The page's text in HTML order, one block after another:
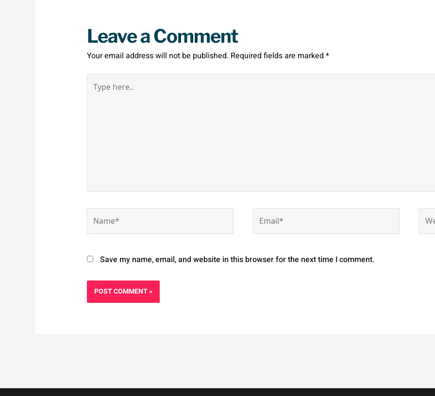
Leave a Comment
Your email address will not be published. Required fields are marked *
Type
here..
Name* Email*
Save my name, email, and website in this browser for the next time I comment.